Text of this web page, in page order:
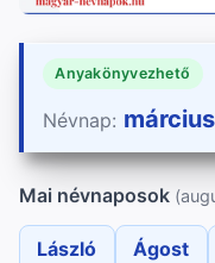
Anyakönyvezhető
Névnap:
Mai névnaposok
László Ágost